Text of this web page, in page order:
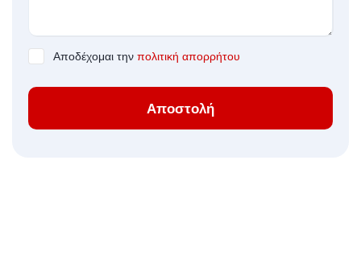
Αποδέχομαι την πολιτική απορρήτου
Αποστολή